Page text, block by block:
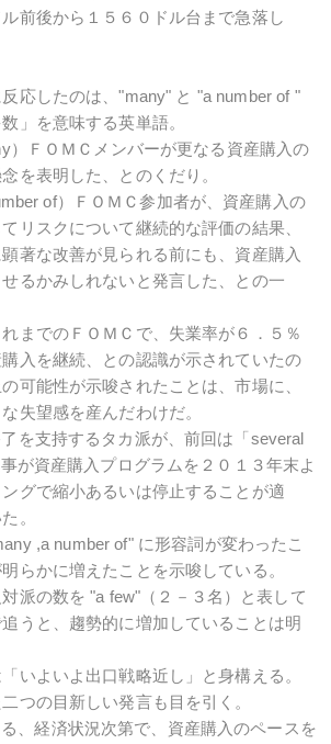
前後から１５６０ドル台まで急落し
応したのは、"many" と "a number of "
」を意味する英単語。
）ＦＯＭＣメンバーが更なる資産購入の
を表明した、とのくだり。
of）ＦＯＭＣ参加者が、資産購入の
リスクについて継続的な評価の結果、
著な改善が見られる前にも、資産購入
るかみしれないと発言した、との一
までのＦＯＭＣで、失業率が６．５％
入を継続、との認識が示されていたの
可能性が示唆されたことは、市場に、
失望感を産んだわけだ。
を支持するタカ派が、前回は「several
が資産購入プログラムを２０１３年末よ
グで縮小あるいは停止することが適
。
,a number of" に形容詞が変わったこ
らかに増えたことを示唆している。
派の数を "a few"（２－３名）と表して
うと、趨勢的に増加していることは明
いよいよ出口戦略近し」と身構える。
つの目新しい発言も目を引く。
、経済状況次第で、資産購入のペースを